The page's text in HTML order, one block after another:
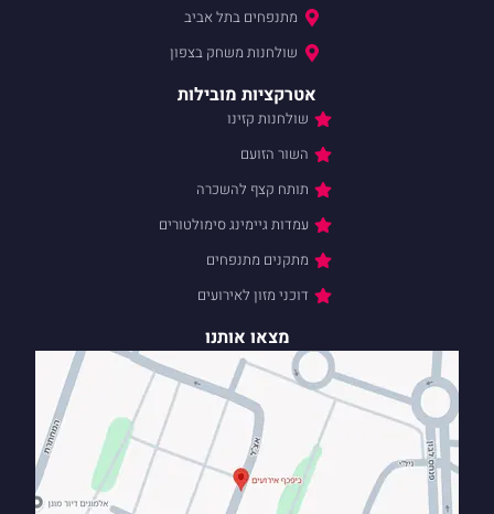
מתנפחים בתל אביב
שולחנות משחק בצפון
אטרקציות מובילות
שולחנות קזינו
השור הזועם
תותח קצף להשכרה
עמדות גיימינג סימולטורים
מתקנים מתנפחים
דוכני מזון לאירועים
מצאו אותנו